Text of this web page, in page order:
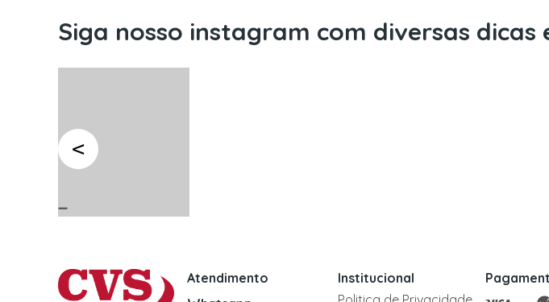
Siga nosso instagram com diversas dicas
Atendimento
Institucional